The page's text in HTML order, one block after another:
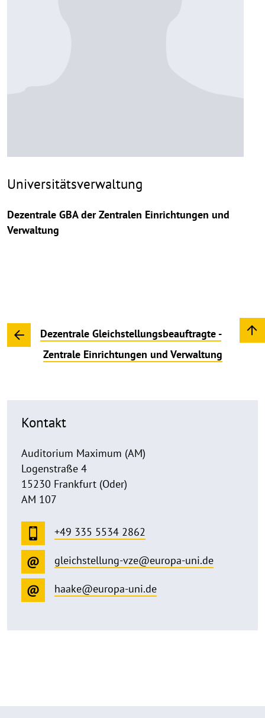
Universitätsverwaltung
Dezentrale GBA der Zentralen Einrichtungen und
Verwaltung
Dezentrale Gleichstellungsbeauftragte -
Zentrale Einrichtungen und Verwaltung
Kontakt
Auditorium Maximum (AM)
Logenstraße 4
15230 Frankfurt (Oder)
AM 107
+49 335 5534 2862
gleichstellung-vze@europa-uni.de
haake@europa-uni.de